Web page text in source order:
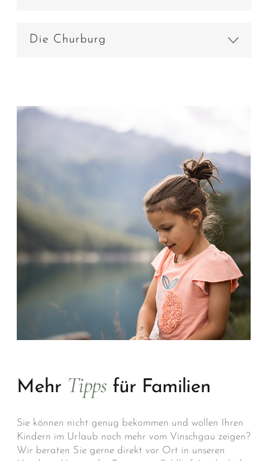
Die Churburg
Mehr Tippsfür Familien
Sie können nicht genug bekommen und wollen Ihren
Kindern im Urlaub noch mehr vom Vinschgau zeigen?
Wir beraten Sie gerne direkt vor Ort in unseren